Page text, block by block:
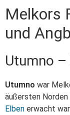
Melkors
und
Utumno –
Utumno war
äußersten
Elben erwacht